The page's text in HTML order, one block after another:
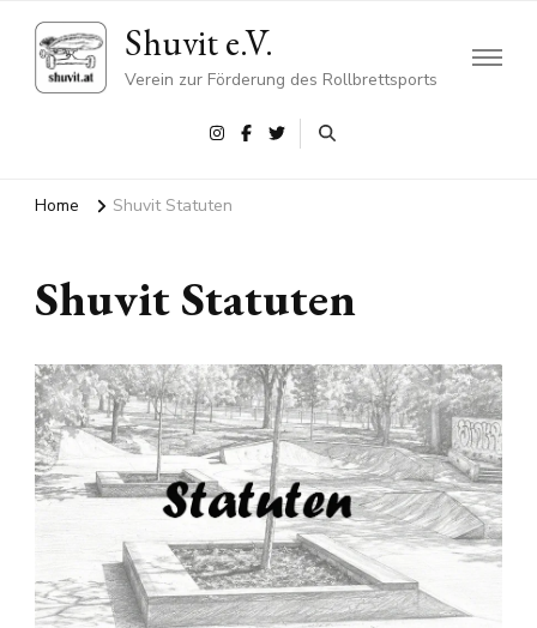
Shuvit e.V.
Verein zur Förderung des Rollbrettsports
Home Shuvit Statuten
Shuvit Statuten